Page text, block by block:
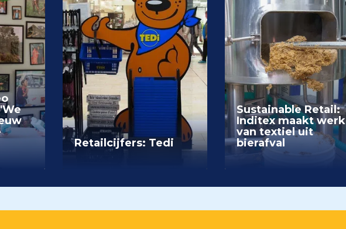
Retailcijfers: Tedi
Sustainable Retail:
Inditex maakt werk
van textiel uit
bierafval